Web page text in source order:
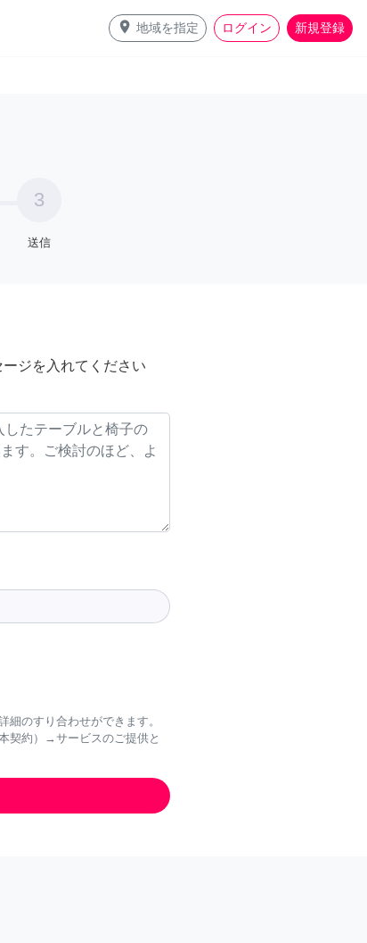
place 地域を指定 ログイン 新規登録
3
送信
ジを入れてください
細のすり合わせができます。
契約）→サービスのご提供と